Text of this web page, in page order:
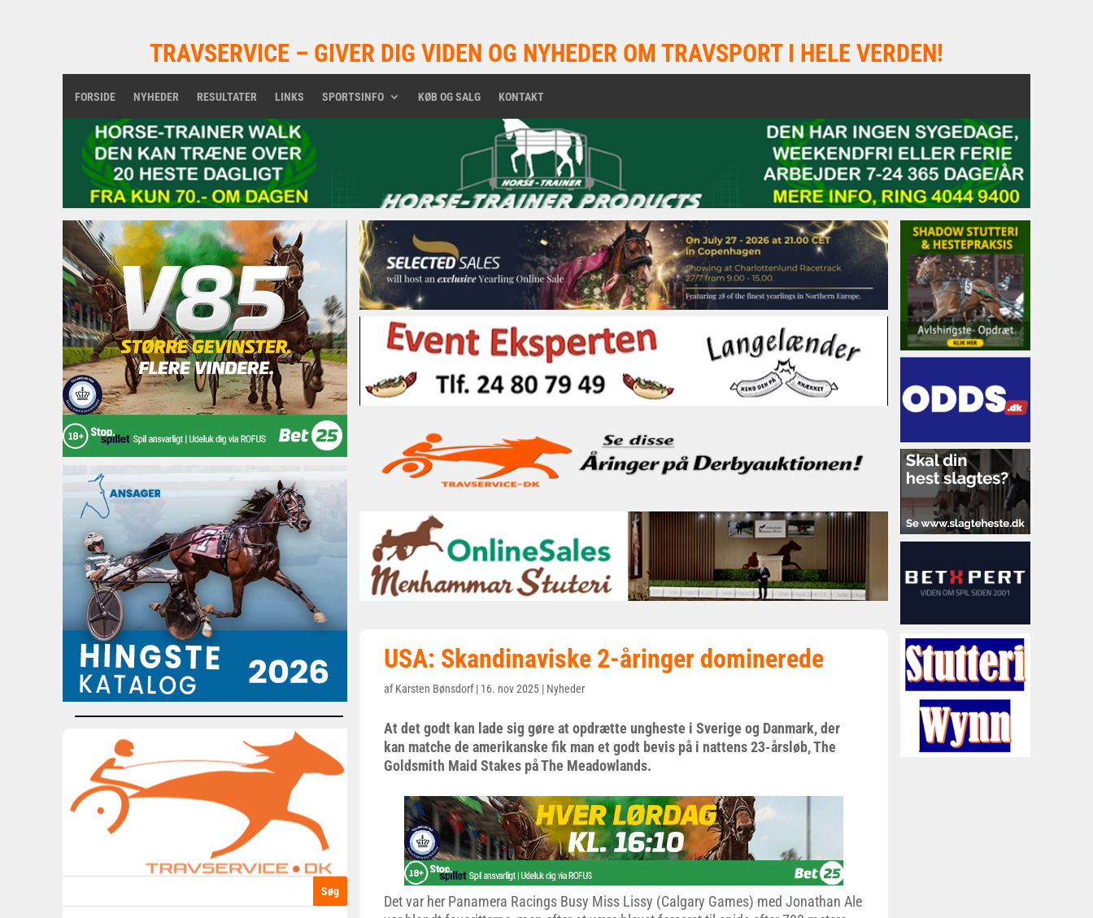
TRAVSERVICE – GIVER DIG VIDEN OG NYHEDER OM TRAVSPORT I HELE VERDEN!
FORSIDE NYHEDER RESULTATER LINKS SPORTSINFO KØB OG SALG KONTAKT
USA: Skandinaviske 2-åringer dominerede
afKarsten Bønsdorf| 16. nov 2025 | Nyheder
At det godt kan lade sig gøre at opdrætte ungheste i Sverige og Danmark, der
kan matche de amerikanske fik man et godt bevis på i nattens 23-årsløb, The
Goldsmith Maid Stakes på The Meadowlands.
Det var her Panamera Racings Busy Miss Lissy (Calgary Games) med Jonathan Ale